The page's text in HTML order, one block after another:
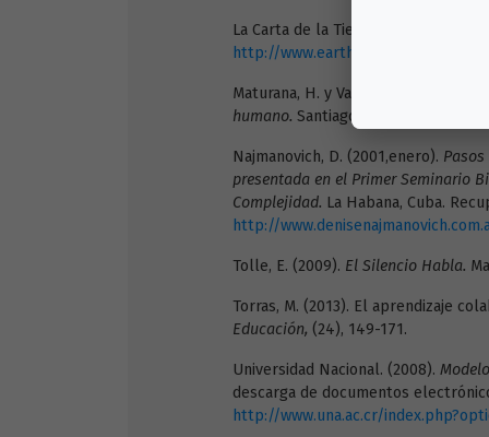
La Carta de la Tierra Internacional.
http://
Maturana, H. y Varela, F. (1986).
El
humano. Santiago de Chile: Editorial
Najmanovich, D. (2001,enero).
presentada en el Primer Seminario
Complejidad. La Habana, Cuba.
http://
Tolle, E. (2009). El Silencio Habla.
Torras, M. (2013). El aprendizaje
Educación, (24), 149-171.
Universidad Nacional. (2008).
descarga de documentos
http://www.una.ac.cr/